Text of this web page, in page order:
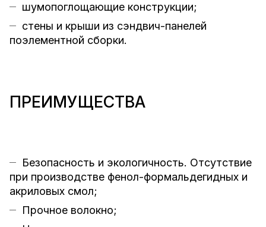
шумопоглощающие конструкции;
стены и крыши из сэндвич-панелей
поэлементной сборки.
ПРЕИМУЩЕСТВА
Безопасность и экологичность. Отсутствие
при производстве фенол-формальдегидных и
акриловых смол;
Прочное волокно;